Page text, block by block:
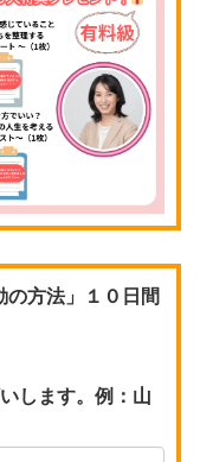
の方法」１０日間
します。例：山